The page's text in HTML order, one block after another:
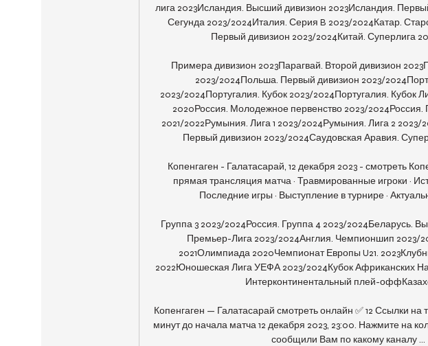
лига 2023Исландия. Высший дивизион 2023Исландия.
Сегунда 2023/2024Италия. Серия B 2023/2024Катар.
Первый дивизион 2023/2024Китай. Суперлига
Примера дивизион 2023Парагвай. Второй дивизион
2023/2024Польша. Первый дивизион 2023/
2023/2024Португалия. Кубок 2023/2024Португалия. Кубок
2020Россия. Молодежное первенство 2023/
2021/2022Румыния. Лига 1 2023/2024Румыния. Лига 2 2023/
Первый дивизион 2023/2024Саудовская Аравия.
Копенгаген - Галатасарай, 12 декабря 2023 - смотреть
прямая трансляция матча · Травмированные игроки ·
Последние игры · Выступление в турнире ·
Группа 3 2023/2024Россия. Группа 4 2023/2024Беларусь.
Премьер-Лига 2023/2024Англия. Чемпионшип 2023/
2021Олимпиада 2020Чемпионат Европы U21.
2022Юношеская Лига УЕФА 2023/2024Кубок Африканских
Интерконтинентальный плей-
Копенгаген — Галатасарай смотреть онлайн ✅ 12 Ссылки на
минут до начала матча 12 декабря 2023, 23:00. Нажмите на
сообщили Вам по какому каналу ...